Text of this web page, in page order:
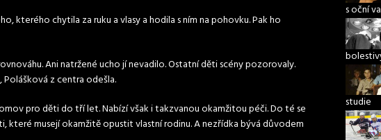
kterého chytila za ruku a vlasy a hodila s ním na pohovku. Pak ho
Ani natržené ucho jí nevadilo. Ostatní děti scény pozorovaly.
z centra odešla.
pro děti do tří let. Nabízí však i takzvanou okamžitou péči. Do té se
které musejí okamžitě opustit vlastní rodinu. A nezřídka bývá důvodem
s oční
studie